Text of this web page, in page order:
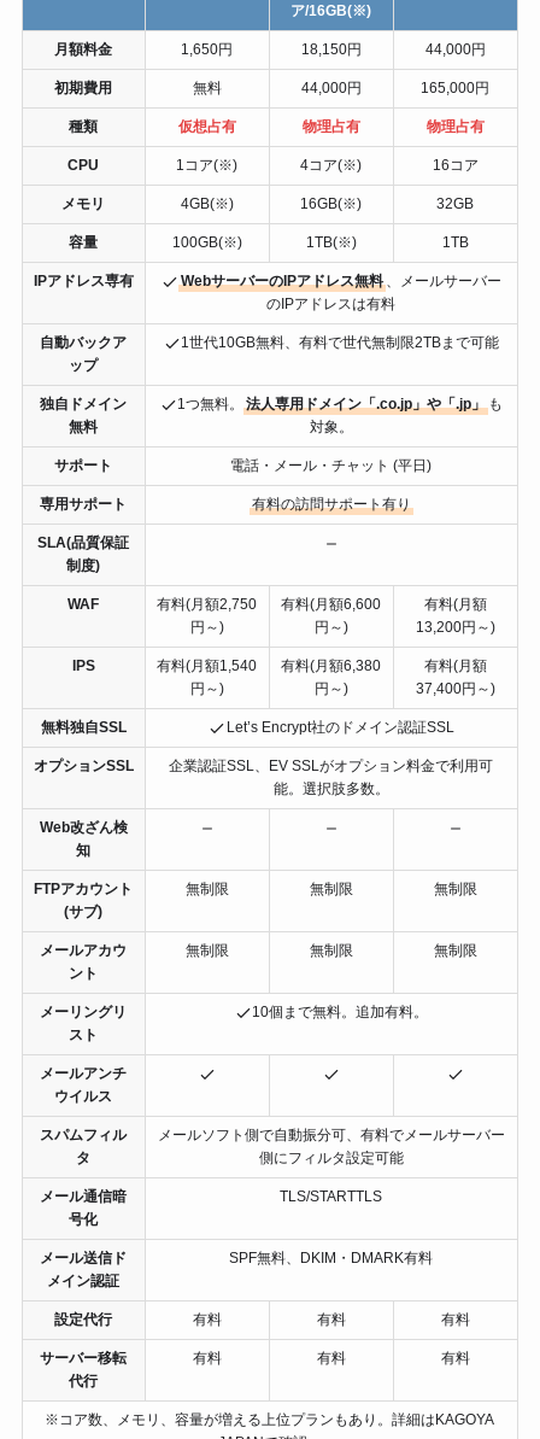
ア/16GB(※)
月額料金 1,650円 18,150円 44,000円
初期費用 無料 44,000円 165,000円
種類 仮想占有 物理占有 物理占有
CPU 1コア(※) 4コア(※) 16コア
メモリ 4GB(※) 16GB(※) 32GB
容量 100GB(※) 1TB(※) 1TB
IPアドレス専有 WebサーバーのIPアドレス無料 、メールサーバー
のIPアドレスは有料
自動バックア
ップ
1世代10GB無料、有料で世代無制限2TBまで可能
独自ドメイン
無料
1つ無料。法人専用ドメイン「.co.jp」や「.jp」 も
対象。
サポート 電話・メール・チャット (平日)
専用サポート 有料の訪問サポート有り
SLA(品質保証
制度)
WAF
有料(月額2,750
円～)
有料(月額6,600
円～)
有料(月額
13,200円～)
IPS
有料(月額1,540
円～)
有料(月額6,380
円～)
有料(月額
37,400円～)
無料独自SSL Let’s Encrypt社のドメイン認証SSL
オプションSSL
企業認証SSL、EV SSLがオプション料金で利用可
能。選択肢多数。
Web改ざん検
知
FTPアカウント
(サブ)
無制限 無制限 無制限
メールアカウ
ント
無制限 無制限 無制限
メーリングリ
スト
10個まで無料。追加有料。
メールアンチ
ウイルス
スパムフィル
タ
メールソフト側で自動振分可、有料でメールサーバー
側にフィルタ設定可能
メール通信暗
号化
TLS/STARTTLS
メール送信ド
メイン認証
SPF無料、DKIM・DMARK有料
設定代行 有料 有料 有料
サーバー移転
代行
有料 有料 有料
※コア数、メモリ、容量が増える上位プランもあり。詳細はKAGOYA